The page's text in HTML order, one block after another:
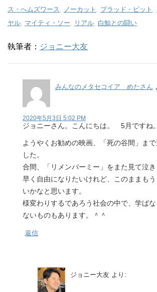
ス・へムズワース
ノーカット ブラッド・ピット
ヤル マイティ・ソー リアル 白鯨との闘い
執筆者： ジョニー大友
みんなのメタセコイア めたさん
2020年5月3日 5:02 PM
ジョニーさん。こんにちは。 5月ですね。
ようやくお勧めの映画、「死の谷間」まで
した。
合間、「リメンバーミー」をまた見て泣き
早く自由になりたいけれど、このままも
いかなと思います。
様変わりするであろう社会の中で、学ば
ないものもあります。＾＾
返信
ジョニー大友 より: